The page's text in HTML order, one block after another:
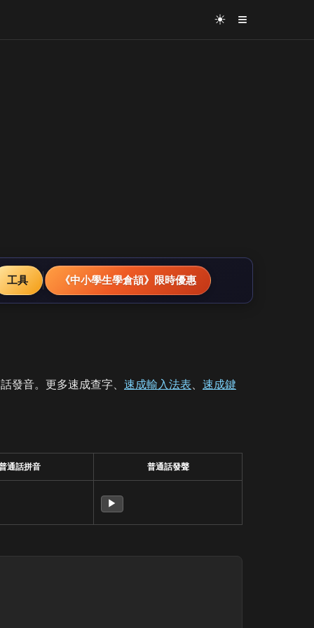
☀ ≡
工具 《中小學生學倉頡》限時優惠
發音。更多速成查字、 速成輸入法表、 速成鍵
通話拼音 普通話發聲
▶